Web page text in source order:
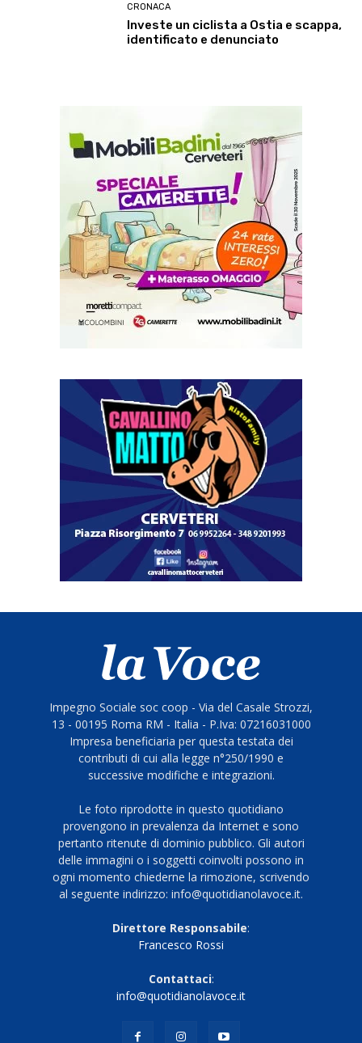
CRONACA
Investe un ciclista a Ostia e scappa,
identificato e denunciato
Impegno Sociale soc coop - Via del Casale Strozzi,
13 - 00195 Roma RM - Italia - P.Iva: 07216031000
Impresa beneficiaria per questa testata dei
contributi di cui alla legge n°250/1990 e
successive modifiche e integrazioni.
Le foto riprodotte in questo quotidiano
provengono in prevalenza da Internet e sono
pertanto ritenute di dominio pubblico. Gli autori
delle immagini o i soggetti coinvolti possono in
ogni momento chiederne la rimozione, scrivendo
al seguente indirizzo: info@quotidianolavoce.it.
Direttore Responsabile:
Francesco Rossi
Contattaci:
info@quotidianolavoce.it